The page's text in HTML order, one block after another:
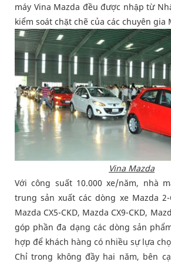
máy Vina Mazda đều được nhập từ
kiểm soát chặt chẽ của các chuyên gia
Vina Mazda
Với công suất 10.000 xe/năm, nhà
trung sản xuất các dòng xe Mazda 2-
Mazda CX5-CKD, Mazda CX9-CKD,
góp phần đa dạng các dòng sản
hợp để khách hàng có nhiều sự lựa
Chỉ trong không đầy hai năm, bên